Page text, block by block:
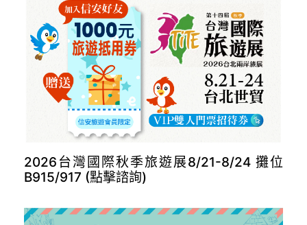
2026台灣國際秋季旅遊展8/21-8/24 攤位
B915/917 (點擊諮詢)